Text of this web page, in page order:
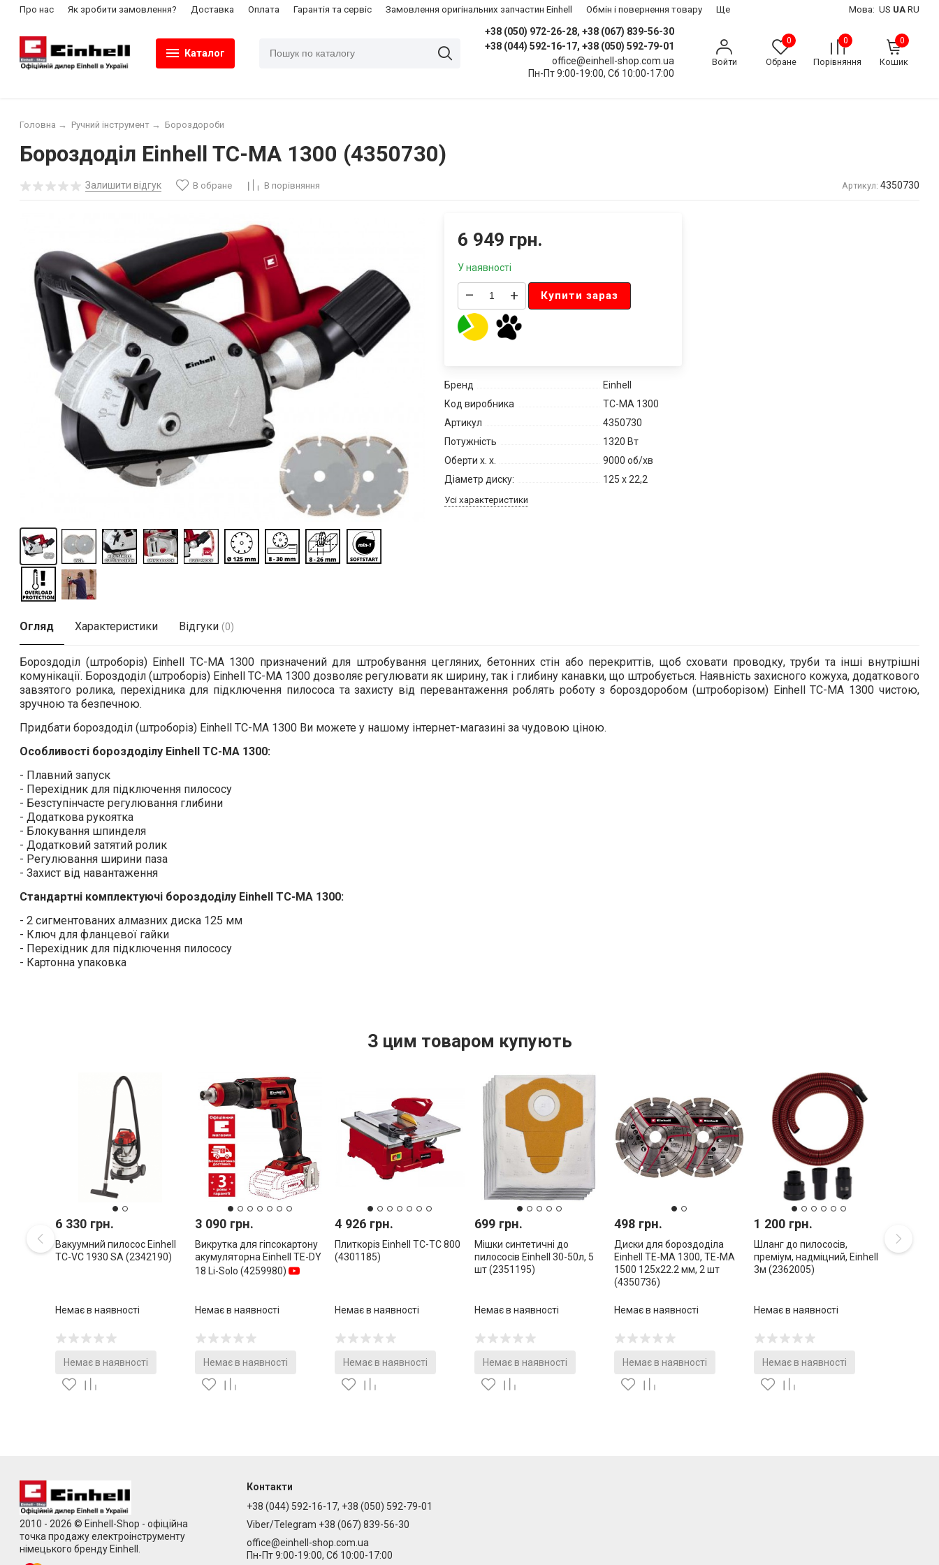
Про нас Як зробити замовлення? Доставка Оплата Гарантія та сервіс Замовлення оригінальних запчастин Einhell ​Обмін і повернення товару Ще Мова: US UA RU
Каталог
+38 (050) 972-26-28, +38 (067) 839-56-30
+38 (044) 592-16-17, +38 (050) 592-79-01
office@einhell-shop.com.ua
Пн-Пт 9:00-19:00, Сб 10:00-17:00
Войти
0
Обране
0
Порівняння
0
Кошик
Головна → Ручний інструмент → Бороздороби
Бороздоділ Einhell TC-MA 1300 (4350730)
Залишити відгук В обране В порівняння Артикул: 4350730
6 949 грн.
У наявності
– + Купити зараз
Бренд
Einhell
Код виробника
TC-MA 1300
Артикул
4350730
Потужність
1320 Вт
Оберти х. х.
9000 об/хв
Діаметр диску:
125 x 22,2
Усі характеристики
Огляд Характеристики Відгуки (0)
Бороздоділ (штроборіз) Einhell TC-MA 1300 призначений для штробування цегляних, бетонних стін або перекриттів, щоб сховати проводку, труби та інші внутрішні
комунікації. Бороздоділ (штроборіз) Einhell TC-MA 1300 дозволяє регулювати як ширину, так і глибину канавки, що штробується. Наявність захисного кожуха, додаткового
завзятого ролика, перехідника для підключення пилососа та захисту від перевантаження роблять роботу з бороздоробом (штроборізом) Einhell TC-MA 1300 чистою,
зручною та безпечною.
Придбати бороздоділ (штроборіз) Einhell TC-MA 1300 Ви можете у нашому інтернет-магазині за чудовою ціною.
Особливості бороздоділу Einhell TC-MA 1300:
- Плавний запуск
- Перехідник для підключення пилососу
- Безступінчасте регулювання глибини
- Додаткова рукоятка
- Блокування шпинделя
- Додатковий затятий ролик
- Регулювання ширини паза
- Захист від навантаження
Стандартні комплектуючі бороздоділу Einhell TC-MA 1300:
- 2 сигментованих алмазних диска 125 мм
- Ключ для фланцевої гайки
- Перехідник для підключення пилососу
- Картонна упаковка
З цим товаром купують
6 330 грн.
Вакуумний пилосос Einhell
TC-VC 1930 SA (2342190)
Немає в наявності
Немає в наявності
3 090 грн.
Викрутка для гіпсокартону
акумуляторна Einhell TE-DY
18 Li-Solo (4259980)
Немає в наявності
Немає в наявності
4 926 грн.
Плиткоріз Einhell TC-TC 800
(4301185)
Немає в наявності
Немає в наявності
699 грн.
Мішки синтетичні до
пилососів Einhell 30-50л, 5
шт (2351195)
Немає в наявності
Немає в наявності
498 грн.
Диски для бороздоділа
Einhell TE-MA 1300, TE-MA
1500 125х22.2 мм, 2 шт
(4350736)
Немає в наявності
Немає в наявності
1 200 грн.
Шланг до пилососів,
преміум, надміцний, Einhell
3м (2362005)
Немає в наявності
Немає в наявності
2010 - 2026 © Einhell-Shop - офіційна
точка продажу електроінструменту
німецького бренду Einhell.
Контакти
+38 (044) 592-16-17, +38 (050) 592-79-01
Viber/Telegram +38 (067) 839-56-30
office@einhell-shop.com.ua
Пн-Пт 9:00-19:00, Сб 10:00-17:00